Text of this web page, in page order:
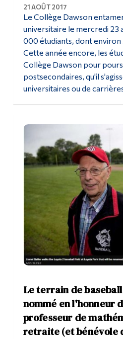
21 AOÛT 2017
Le Collège Dawson
universitaire le mercredi 23
000 étudiants, dont environ
Cette année encore, les
Collège Dawson pour
postsecondaires, qu'il
universitaires ou de
Le terrain de baseball
nommé en l'honneur
professeur de
retraite (et bénévole